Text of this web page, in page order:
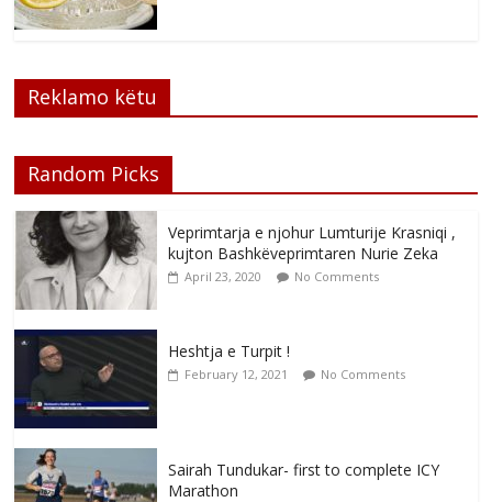
Reklamo këtu
Random Picks
Veprimtarja e njohur Lumturije Krasniqi ,
kujton Bashkëveprimtaren Nurie Zeka
April 23, 2020 No Comments
Heshtja e Turpit !
February 12, 2021 No Comments
Sairah Tundukar- first to complete ICY
Marathon